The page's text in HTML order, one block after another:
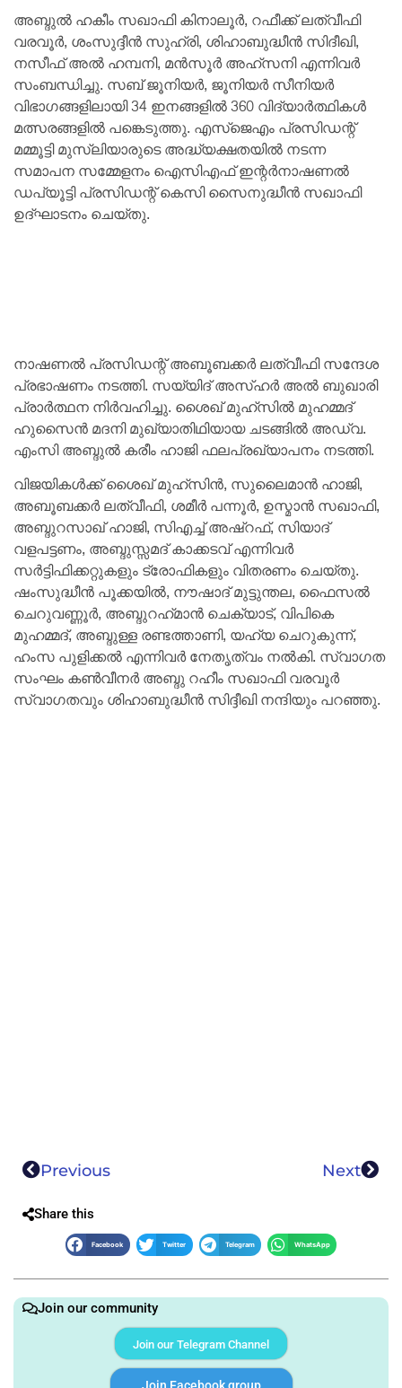
അബ്ദുല്‍ ഹകീം സഖാഫി കിനാലൂര്‍, റഫീക്ക് ലത്വീഫി
വരവൂര്‍, ശംസുദ്ദീന്‍ സുഹ്‌രി, ശിഹാബുദ്ധീന്‍ സിദീഖി,
നസീഫ് അല്‍ ഹമ്പനി, മന്‍സൂര്‍ അഹ്‌സനി എന്നിവര്‍
സംബന്ധിച്ചു. സബ് ജൂനിയര്‍, ജൂനിയര്‍ സീനിയര്‍
വിഭാഗങ്ങളിലായി 34 ഇനങ്ങളില്‍ 360 വിദ്യാര്‍ത്ഥികള്‍
മത്സരങ്ങളില്‍ പങ്കെടുത്തു. എസ്‌ജെഎം പ്രസിഡന്റ്
മമ്മൂട്ടി മുസ്ലിയാരുടെ അദ്ധ്യക്ഷതയില്‍ നടന്ന
സമാപന സമ്മേളനം ഐസിഎഫ് ഇന്റര്‍നാഷണല്‍
ഡപ്യൂട്ടി പ്രസിഡന്റ് കെസി സൈനുദ്ധീന്‍ സഖാഫി
ഉദ്ഘാടനം ചെയ്തു.
നാഷണല്‍ പ്രസിഡന്റ് അബൂബക്കര്‍ ലത്വീഫി സന്ദേശ
പ്രഭാഷണം നടത്തി. സയ്യിദ് അസ്ഹര്‍ അല്‍ ബുഖാരി
പ്രാര്‍ത്ഥന നിര്‍വഹിച്ചു. ശൈഖ് മുഹ്‌സില്‍ മുഹമ്മദ്
ഹുസൈന്‍ മദനി മുഖ്യാതിഥിയായ ചടങ്ങില്‍ അഡ്വ.
എംസി അബ്ദുല്‍ കരീം ഹാജി ഫലപ്രഖ്യാപനം നടത്തി.
വിജയികള്‍ക്ക് ശൈഖ് മുഹ്‌സിന്‍, സുലൈമാന്‍ ഹാജി,
അബൂബക്കര്‍ ലത്വീഫി, ശമീര്‍ പന്നൂര്‍, ഉസ്മാന്‍ സഖാഫി,
അബ്ദുറസാഖ് ഹാജി, സിഎച്ച് അഷ്‌റഫ്, സിയാദ്
വളപട്ടണം, അബ്ദുസ്സമദ് കാക്കടവ് എന്നിവര്‍
സര്‍ട്ടിഫിക്കറ്റുകളും ട്രോഫികളും വിതരണം ചെയ്തു.
ഷംസുദ്ധീന്‍ പൂക്കയില്‍, നൗഷാദ് മുട്ടുന്തല, ഫൈസല്‍
ചെറുവണ്ണൂര്‍, അബ്ദുറഹ്‌മാന്‍ ചെക്യാട്, വിപികെ
മുഹമ്മദ്, അബ്ദുള്ള രണ്ടത്താണി, യഹ്യ ചെറുകുന്ന്,
ഹംസ പുളിക്കല്‍ എന്നിവര്‍ നേതൃത്വം നല്‍കി. സ്വാഗത
സംഘം കണ്‍വീനര്‍ അബ്ദു റഹീം സഖാഫി വരവൂര്‍
സ്വാഗതവും ശിഹാബുദ്ധീന്‍ സിദ്ദീഖി നന്ദിയും പറഞ്ഞു.
Previous Next
Share this
Facebook Twitter Telegram WhatsApp
Join our community
Join our Telegram Channel
Join Facebook group